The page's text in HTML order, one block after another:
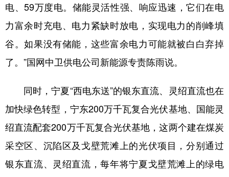
电、59万度电。储能灵活性强、响应迅速，它们在电
力富余时充电、电力紧缺时放电，实现电力的削峰填
谷。如果没有储能，这些富余电力可能就被白白弃掉
了。”国网中卫供电公司新能源专责陈雨说。
同时，宁夏“西电东送”的银东直流、灵绍直流也在
加快绿色转型，宁东200万千瓦复合光伏基地、国能灵
绍直流配套200万千瓦复合光伏基地，这两个建在煤炭
采空区、沉陷区及戈壁荒滩上的光伏项目，分别通过
银东直流、灵绍直流，每年将宁夏戈壁荒滩上的绿电